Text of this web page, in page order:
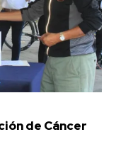
de Cáncer